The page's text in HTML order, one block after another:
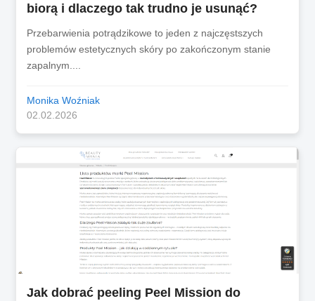
biorą i dlaczego tak trudno je usunąć?
Przebarwienia potrądzikowe to jeden z najczęstszych
problemów estetycznych skóry po zakończonym stanie
zapalnym....
Monika Woźniak
02.02.2026
Jak dobrać peeling Peel Mission do